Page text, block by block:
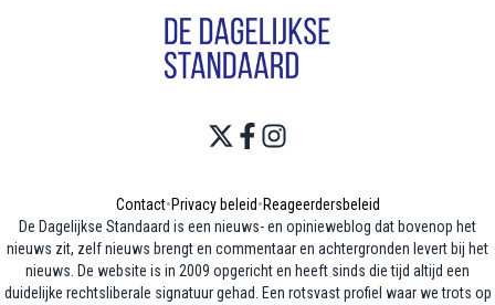
Contact•Privacy beleid•Reageerdersbeleid
De Dagelijkse Standaard is een nieuws- en opinieweblog dat bovenop het
nieuws zit, zelf nieuws brengt en commentaar en achtergronden levert bij het
nieuws. De website is in 2009 opgericht en heeft sinds die tijd altijd een
duidelijke rechtsliberale signatuur gehad. Een rotsvast profiel waar we trots op